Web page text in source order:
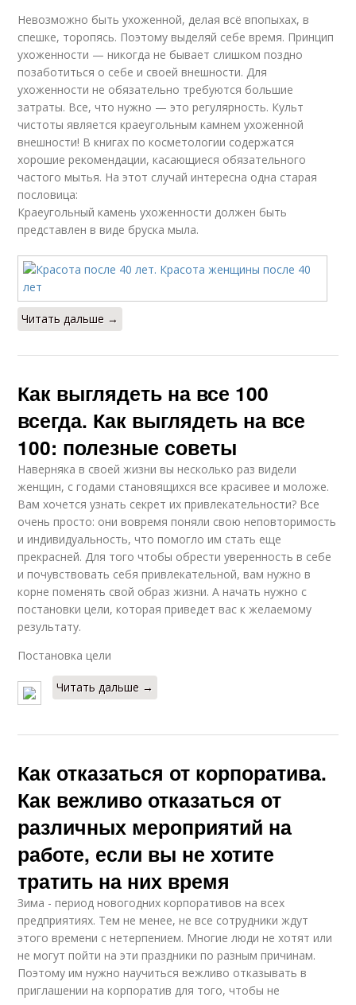
Невозможно быть ухоженной, делая всё впопыхах, в
спешке, торопясь. Поэтому выделяй себе время. Принцип
ухоженности — никогда не бывает слишком поздно
позаботиться о себе и своей внешности. Для
ухоженности не обязательно требуются большие
затраты. Все, что нужно — это регулярность. Культ
чистоты является краеугольным камнем ухоженной
внешности! В книгах по косметологии содержатся
хорошие рекомендации, касающиеся обязательного
частого мытья. На этот случай интересна одна старая
пословица:
Краеугольный камень ухоженности должен быть
представлен в виде бруска мыла.
Читать дальше →
Как выглядеть на все 100
всегда. Как выглядеть на все
100: полезные советы
Наверняка в своей жизни вы несколько раз видели
женщин, с годами становящихся все красивее и моложе.
Вам хочется узнать секрет их привлекательности? Все
очень просто: они вовремя поняли свою неповторимость
и индивидуальность, что помогло им стать еще
прекрасней. Для того чтобы обрести уверенность в себе
и почувствовать себя привлекательной, вам нужно в
корне поменять свой образ жизни. А начать нужно с
постановки цели, которая приведет вас к желаемому
результату.
Постановка цели
Читать дальше →
Как отказаться от корпоратива.
Как вежливо отказаться от
различных мероприятий на
работе, если вы не хотите
тратить на них время
Зима - период новогодних корпоративов на всех
предприятиях. Тем не менее, не все сотрудники ждут
этого времени с нетерпением. Многие люди не хотят или
не могут пойти на эти праздники по разным причинам.
Поэтому им нужно научиться вежливо отказывать в
приглашении на корпоратив для того, чтобы не